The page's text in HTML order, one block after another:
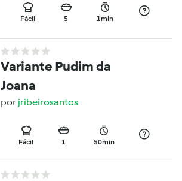
Fácil 5 1min
Variante Pudim da
Joana
por jribeirosantos
Fácil 1 50min